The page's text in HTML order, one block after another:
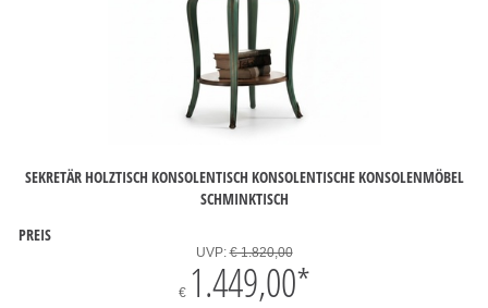
SEKRETÄR HOLZTISCH KONSOLENTISCH KONSOLENTISCHE KONSOLENMÖBEL
SCHMINKTISCH
PREIS
UVP:€ 1.820,00
€ 1.449,00*